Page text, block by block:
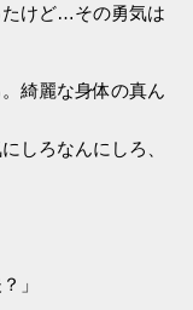
たけど…その勇気は
綺麗な身体の真ん
しろなんにしろ、
」